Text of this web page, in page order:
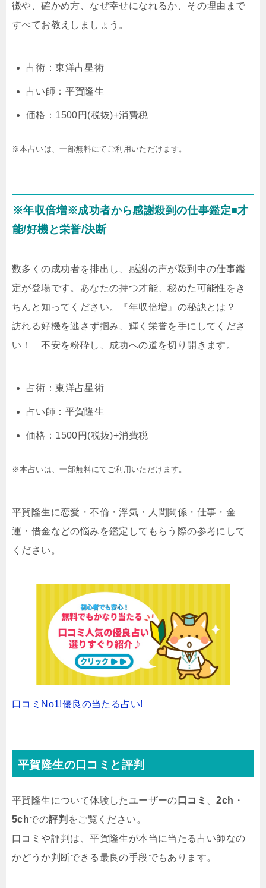
徴や、確かめ方、なぜ幸せになれるか、その理由まで
すべてお教えしましょう。
占術：東洋占星術
占い師：平賀隆生
価格：1500円(税抜)+消費税
※本占いは、一部無料にてご利用いただけます。
※年収倍増※成功者から感謝殺到の仕事鑑定■才
能/好機と栄誉/決断
数多くの成功者を排出し、感謝の声が殺到中の仕事鑑
定が登場です。あなたの持つ才能、秘めた可能性をき
ちんと知ってください。『年収倍増』の秘訣とは？
訪れる好機を逃さず掴み、輝く栄誉を手にしてくださ
い！ 不安を粉砕し、成功への道を切り開きます。
占術：東洋占星術
占い師：平賀隆生
価格：1500円(税抜)+消費税
※本占いは、一部無料にてご利用いただけます。
平賀隆生に恋愛・不倫・浮気・人間関係・仕事・金
運・借金などの悩みを鑑定してもらう際の参考にして
ください。
口コミNo1!優良の当たる占い!
平賀隆生の口コミと評判
平賀隆生について体験したユーザーの 口コミ 、2ch ・
5chでの評判 をご覧ください。
口コミや評判は、平賀隆生が本当に当たる占い師なの
かどうか判断できる最良の手段でもあります。